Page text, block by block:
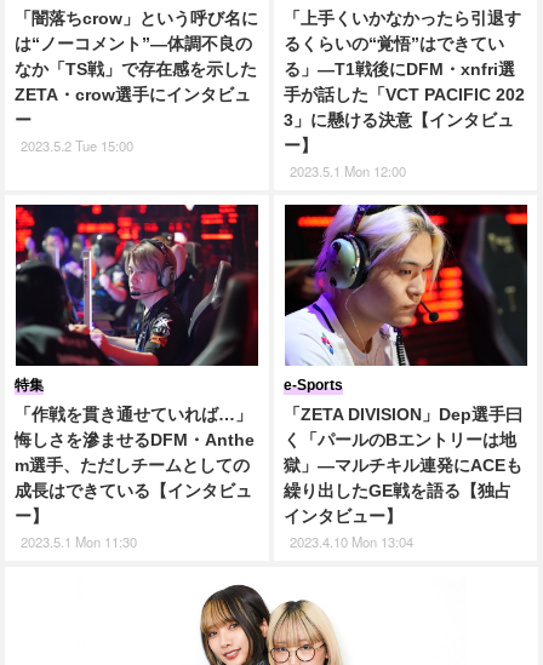
「闇落ちcrow」という呼び名に
は“ノーコメント”―体調不良の
なか「TS戦」で存在感を示した
ZETA・crow選手にインタビュ
ー
2023.5.2 Tue 15:00
「上手くいかなかったら引退す
るくらいの“覚悟”はできてい
る」―T1戦後にDFM・xnfri選
手が話した「VCT PACIFIC 202
3」に懸ける決意【インタビュ
ー】
2023.5.1 Mon 12:00
「作戦を貫き通せていれば…」
悔しさを滲ませるDFM・Anthe
m選手、ただしチームとしての
成長はできている【インタビュ
ー】
特集
2023.5.1 Mon 11:30
「ZETA DIVISION」Dep選手曰
く「パールのBエントリーは地
獄」―マルチキル連発にACEも
繰り出したGE戦を語る【独占
インタビュー】
e-Sports
2023.4.10 Mon 13:04